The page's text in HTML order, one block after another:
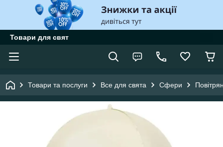
Товари для свят
Товари та послуги Все для свята Сфери